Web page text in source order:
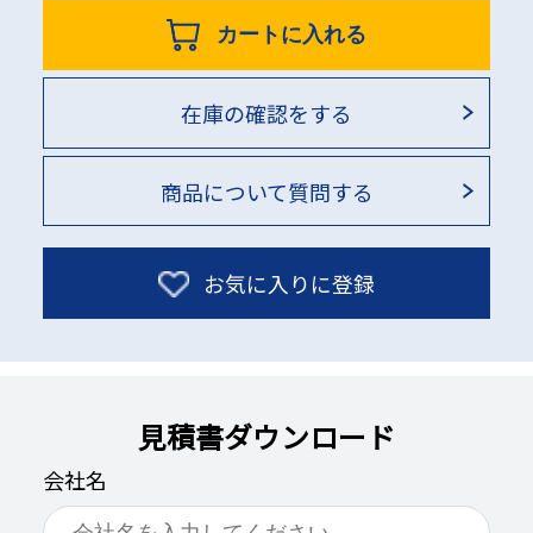
カートに入れる
在庫の確認をする
商品について質問する
お気に入りに登録
見積書ダウンロード
会社名